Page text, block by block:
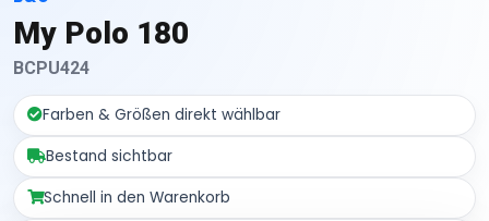
My Polo 180
BCPU424
Farben & Größen direkt wählbar
Bestand sichtbar
Schnell in den Warenkorb